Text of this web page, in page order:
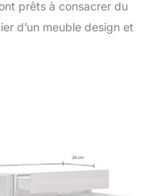
prêts à consacrer du
d’un meuble design et